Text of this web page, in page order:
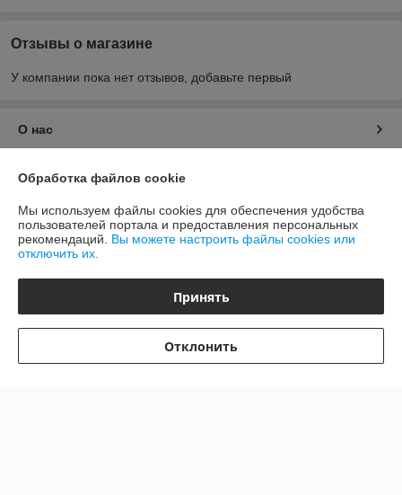
Отзывы о магазине
У компании пока нет отзывов, добавьте первый
О нас
Контакты
Доставка и оплата
График работы
Политика обработки cookies
Обработка файлов cookie
Мы используем файлы cookies для обеспечения удобства
пользователей портала и предоставления персональных
рекомендаций. Вы можете настроить файлы cookies или
отключить их.
Принять
Отклонить